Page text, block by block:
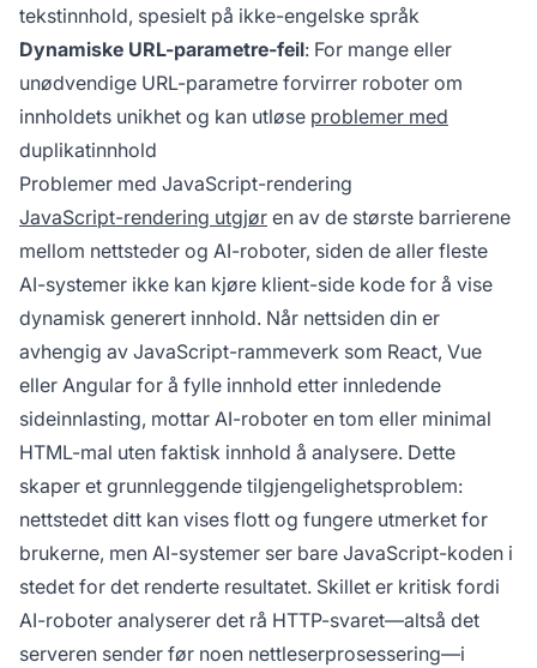
tekstinnhold, spesielt på ikke-engelske språk
Dynamiske URL-parametre-feil: For mange eller
unødvendige URL-parametre forvirrer roboter om
innholdets unikhet og kan utløse problemer med
duplikatinnhold
Problemer med JavaScript-rendering
JavaScript-rendering utgjør en av de største barrierene
mellom nettsteder og AI-roboter, siden de aller fleste
AI-systemer ikke kan kjøre klient-side kode for å vise
dynamisk generert innhold. Når nettsiden din er
avhengig av JavaScript-rammeverk som React, Vue
eller Angular for å fylle innhold etter innledende
sideinnlasting, mottar AI-roboter en tom eller minimal
HTML-mal uten faktisk innhold å analysere. Dette
skaper et grunnleggende tilgjengelighetsproblem:
nettstedet ditt kan vises flott og fungere utmerket for
brukerne, men AI-systemer ser bare JavaScript-koden i
stedet for det renderte resultatet. Skillet er kritisk fordi
AI-roboter analyserer det rå HTTP-svaret—altså det
serveren sender før noen nettleserprosessering—i